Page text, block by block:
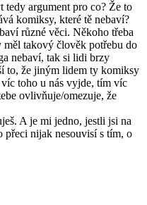
argument pro co? Že to
komiksy, které tě nebaví?
různé věci. Někoho třeba
měl takový člověk potřebu do
nebaví, tak si lidi brzy
to, že jiným lidem ty komiksy
toho u nás vyjde, tím víc
ovlivňuje/omezuje, že
A je mi jedno, jestli jsi na
přeci nijak nesouvisí s tím, o